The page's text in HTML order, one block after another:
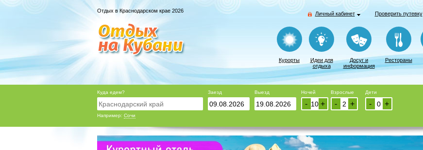
Отдых в Краснодарском крае 2026 Личный кабинет Проверить путевку
Курорты
Идеи для
отдыха
Досуг и
информация
Рестораны
Куда едем?
Например: Сочи
Заезд Выезд Ночей
+
-
Взрослые
+
-
Дети
+
-